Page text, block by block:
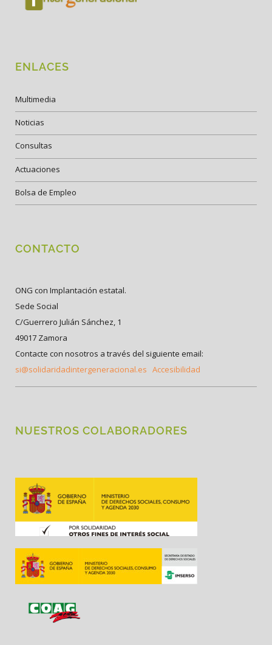
ENLACES
Multimedia
Noticias
Consultas
Actuaciones
Bolsa de Empleo
CONTACTO
ONG con Implantación estatal.
Sede Social
C/Guerrero Julián Sánchez, 1
49017 Zamora
Contacte con nosotros a través del siguiente email:
si@solidaridadintergeneracional.es Accesibilidad
NUESTROS COLABORADORES